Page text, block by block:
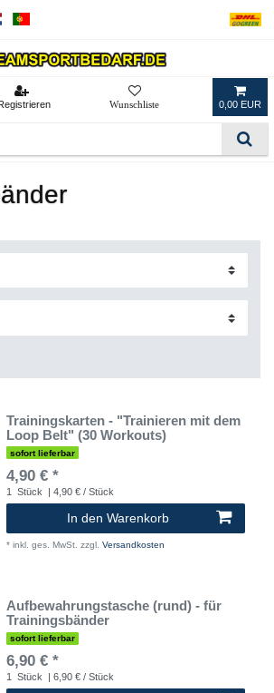
0,00 EUR
Trainingskarten - "Trainieren mit dem
Loop Belt" (30 Workouts)
sofort lieferbar
4,90 € *
1 Stück | 4,90 € / Stück
In den Warenkorb
* inkl. ges. MwSt. zzgl. Versandkosten
Aufbewahrungstasche (rund) - für
Trainingsbänder
sofort lieferbar
6,90 € *
1 Stück | 6,90 € / Stück